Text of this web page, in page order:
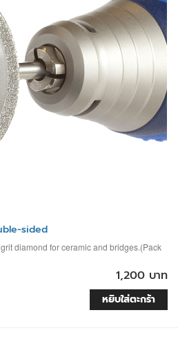
sided
diamond for ceramic and bridges.(Pack
1,200 บาท
หยิบใส่ตะกร้า